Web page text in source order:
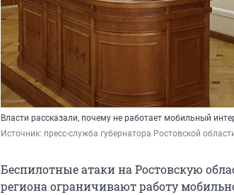
Власти рассказали, почему не работает мобильный
Источник: пресс-служба губернатора Ростовской
Беспилотные атаки на Ростовскую
региона ограничивают работу